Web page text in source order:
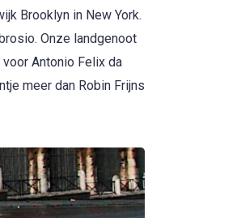
Brooklyn in New York.
Onze landgenoot
Antonio Felix da
meer dan Robin Frijns